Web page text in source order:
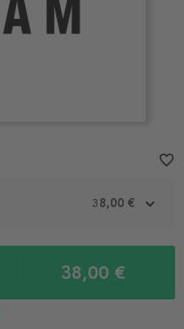
38,00 €
38,00 €
favorite_border